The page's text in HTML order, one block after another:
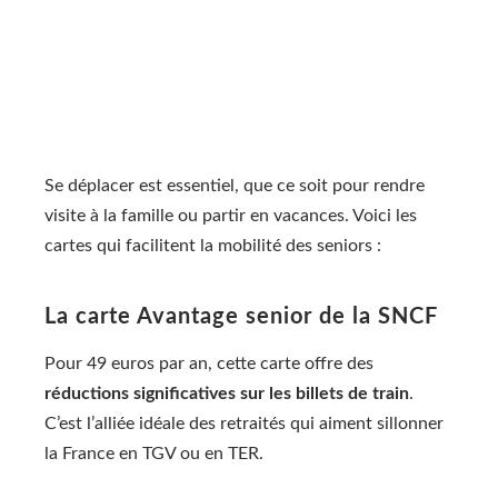
Se déplacer est essentiel, que ce soit pour rendre
visite à la famille ou partir en vacances. Voici les
cartes qui facilitent la mobilité des seniors :
La carte Avantage senior de la SNCF
Pour 49 euros par an, cette carte offre des
réductions significatives sur les billets de train.
C’est l’alliée idéale des retraités qui aiment sillonner
la France en TGV ou en TER.